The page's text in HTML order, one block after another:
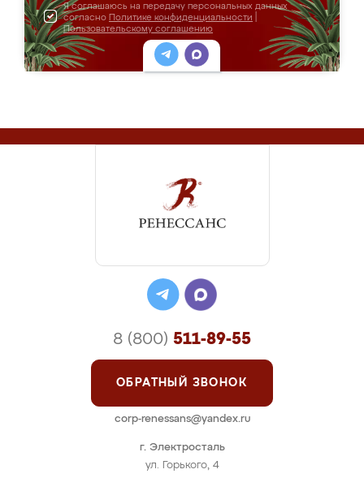
Я соглашаюсь на передачу персональных данных
согласно Политике конфиденциальности
Пользовательскому соглашению
г. Электросталь
ул. Горького, 4
8 (800) 511-89-55
ОБРАТНЫЙ ЗВОНОК
corp-renessans@yandex.ru